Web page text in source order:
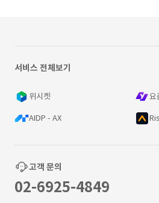
서비스 전체보기
위시켓 요
AIDP - AX
고객 문의
02-6925-4849